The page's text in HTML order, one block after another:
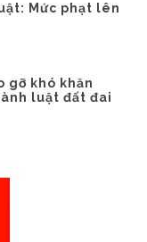
Mức phạt lên
gỡ khó khăn
luật đất đai